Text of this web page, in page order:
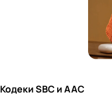
Кодеки SBC и AAC